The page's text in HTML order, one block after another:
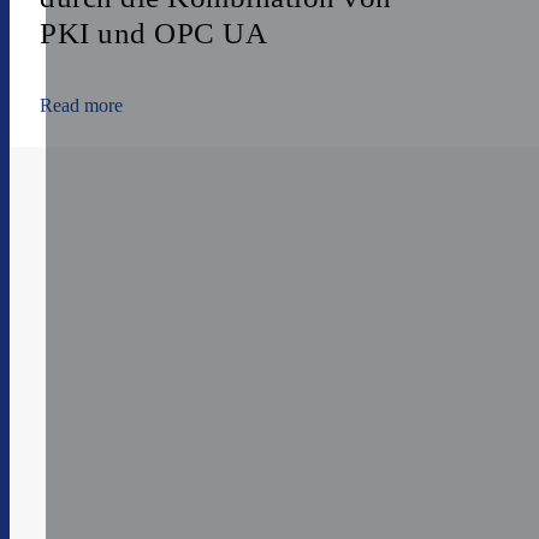
PKI und OPC UA
Read more